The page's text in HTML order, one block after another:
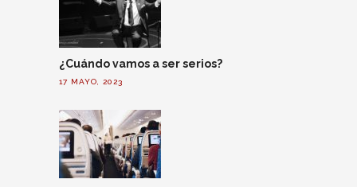
¿Cuándo vamos a ser serios?
17 MAYO, 2023